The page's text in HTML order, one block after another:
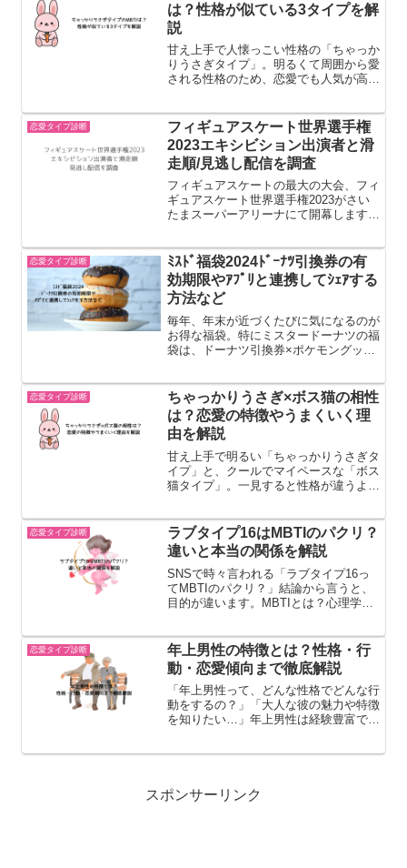
は？性格が似ている3タイプを解
説
甘え上手で人懐っこい性格の「ちゃっか
りうさぎタイプ」。明るくて周囲から愛
される性格のため、恋愛でも人気が高い
イプ性格診断）ではどのタイプに近いの
でしょうか？この記事...
恋愛タイプ診断
フィギュアスケート世界選手権
2023エキシビション出演者と滑
走順/見逃し配信を調査
フィギュアスケートの最大の大会、フィ
ギュアスケート世界選手権2023がさい
たまスーパーアリーナにて開幕します。
です。今回はフィギュアスケート世界選
手権2023のエキシビ...
恋愛タイプ診断
ﾐｽﾄﾞ福袋2024ﾄﾞｰﾅﾂ引換券の有
効期限やｱﾌﾟﾘと連携してｼｪｱする
方法など
毎年、年末が近づくたびに気になるのが
お得な福袋。特にミスタードーナツの福
袋は、ドーナツ引換券×ポケモングッズ
スド福袋のドーナツ引換券の有効期限
と、アプリ連携でのシェアに...
恋愛タイプ診断
ちゃっかりうさぎ×ボス猫の相性
は？恋愛の特徴やうまくいく理
由を解説
甘え上手で明るい「ちゃっかりうさぎタ
イプ」と、クールでマイペースな「ボス
猫タイプ」。一見すると性格が違うよう
す。ちゃっかりうさぎの可愛らしさと、
ボス猫の落ち着いた魅力が合...
恋愛タイプ診断
ラブタイプ16はMBTIのパクリ？
違いと本当の関係を解説
SNSで時々言われる「ラブタイプ16っ
てMBTIのパクリ？」結論から言うと、
目的が違います。MBTIとは？心理学理
は？恋愛行動や感情パターンに特化した
分類。なぜ似ていると...
恋愛タイプ診断
年上男性の特徴とは？性格・行
動・恋愛傾向まで徹底解説
「年上男性って、どんな性格でどんな行
動をするの？」「大人な彼の魅力や特徴
を知りたい…」年上男性は経験豊富で落
スポンサーリンク